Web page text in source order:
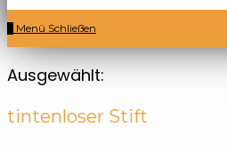
Menü Schließen
Ausgewählt:
tintenloser Stift